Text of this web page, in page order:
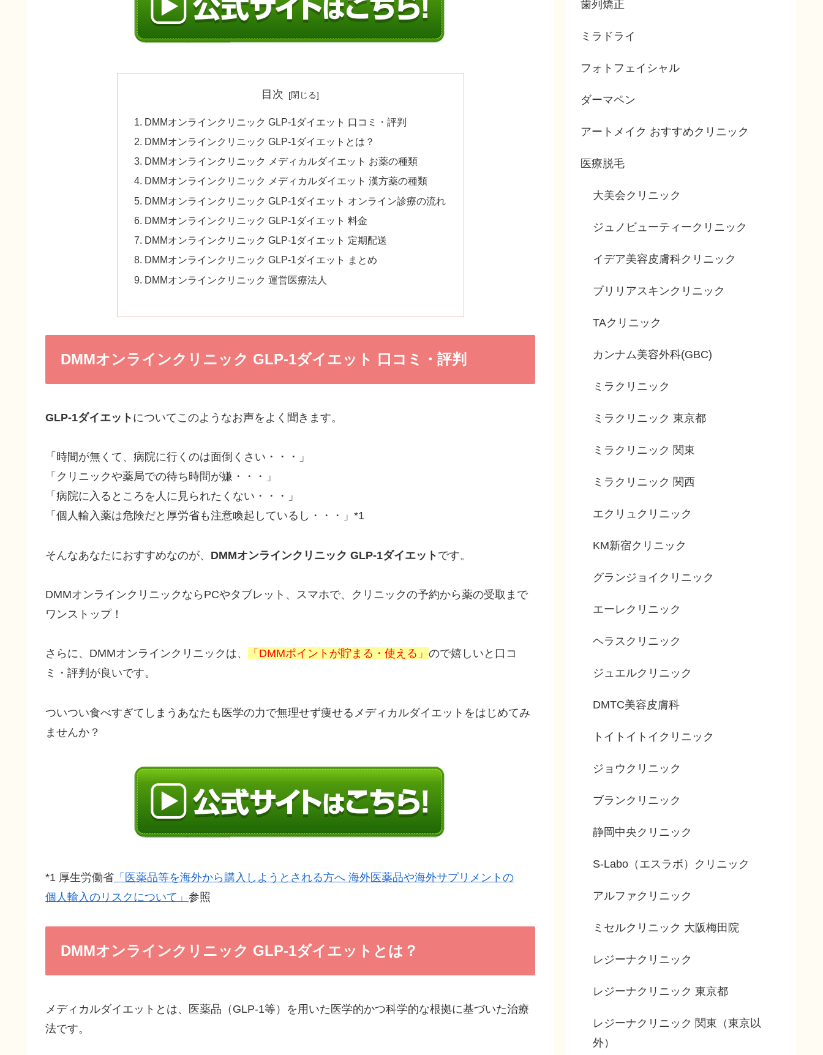
目次
DMMオンラインクリニック GLP-1ダイエット 口コミ・評判
DMMオンラインクリニック GLP-1ダイエットとは？
DMMオンラインクリニック メディカルダイエット お薬の種類
DMMオンラインクリニック メディカルダイエット 漢方薬の種類
DMMオンラインクリニック GLP-1ダイエット オンライン診療の流れ
DMMオンラインクリニック GLP-1ダイエット 料金
DMMオンラインクリニック GLP-1ダイエット 定期配送
DMMオンラインクリニック GLP-1ダイエット まとめ
DMMオンラインクリニック 運営医療法人
DMMオンラインクリニック GLP-1ダイエット 口コミ・評判
GLP-1ダイエット についてこのようなお声をよく聞きます。
「時間が無くて、病院に行くのは面倒くさい・・・」
「クリニックや薬局での待ち時間が嫌・・・」
「病院に入るところを人に見られたくない・・・」
「個人輸入薬は危険だと厚労省も注意喚起しているし・・・」*1
そんなあなたにおすすめなのが、 DMMオンラインクリニック GLP-1ダイエット です。
DMMオンラインクリニックならPCやタブレット、スマホで、クリニックの予約から薬の受取まで
ワンストップ！
さらに、DMMオンラインクリニックは、 「DMMポイントが貯まる・使える」 ので嬉しいと口コ
ミ・評判が良いです。
ついつい食べすぎてしまうあなたも医学の力で無理せず痩せるメディカルダイエットをはじめてみ
ませんか？
*1 厚生労働省 「医薬品等を海外から購入しようとされる方へ 海外医薬品や海外サプリメントの
個人輸入のリスクについて」 参照
DMMオンラインクリニック GLP-1ダイエットとは？
メディカルダイエットとは、医薬品（GLP-1等）を用いた医学的かつ科学的な根拠に基づいた治療
法です。
歯列矯正
ミラドライ
フォトフェイシャル
ダーマペン
アートメイク おすすめクリニック
医療脱毛
大美会クリニック
ジュノビューティークリニック
イデア美容皮膚科クリニック
ブリリアスキンクリニック
TAクリニック
カンナム美容外科(GBC)
ミラクリニック
ミラクリニック 東京都
ミラクリニック 関東
ミラクリニック 関西
エクリュクリニック
KM新宿クリニック
グランジョイクリニック
エーレクリニック
ヘラスクリニック
ジュエルクリニック
DMTC美容皮膚科
トイトイトイクリニック
ジョウクリニック
ブランクリニック
静岡中央クリニック
S-Labo（エスラボ）クリニック
アルファクリニック
ミセルクリニック 大阪梅田院
レジーナクリニック
レジーナクリニック 東京都
レジーナクリニック 関東（東京以
外）